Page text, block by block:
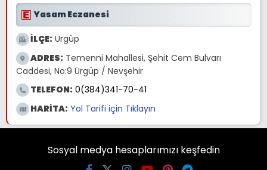
Yasam Eczanesi
İLÇE: Ürgüp
ADRES: Temenni Mahallesi, Şehit Cem Bulvarı
Caddesi, No:9 Ürgüp / Nevşehir
TELEFON: 0(384)341-70-41
HARİTA: Yol Tarifi için Tıklayın
Sosyal medya hesaplarımızı keşfedin